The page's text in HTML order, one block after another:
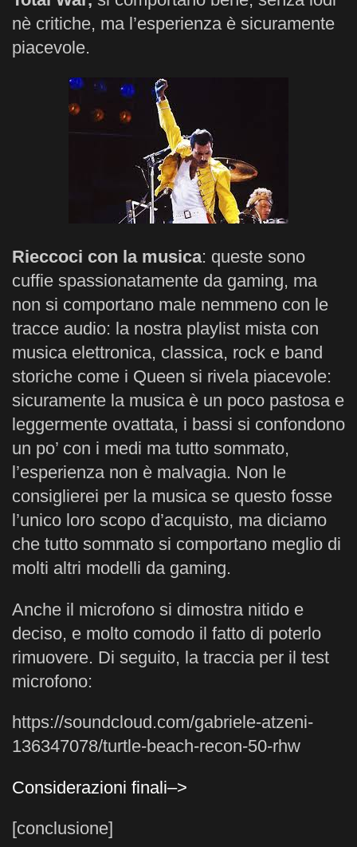
nè critiche, ma l’esperienza è sicuramente
piacevole.
Rieccoci con la musica: queste sono
cuffie spassionatamente da gaming, ma
non si comportano male nemmeno con le
tracce audio: la nostra playlist mista con
musica elettronica, classica, rock e band
storiche come i Queen si rivela piacevole:
sicuramente la musica è un poco pastosa e
leggermente ovattata, i bassi si confondono
un po’ con i medi ma tutto sommato,
l’esperienza non è malvagia. Non le
consiglierei per la musica se questo fosse
l’unico loro scopo d’acquisto, ma diciamo
che tutto sommato si comportano meglio di
molti altri modelli da gaming.
Anche il microfono si dimostra nitido e
deciso, e molto comodo il fatto di poterlo
rimuovere. Di seguito, la traccia per il test
microfono:
https://soundcloud.com/gabriele-atzeni-
136347078/turtle-beach-recon-50-rhw
Considerazioni finali–>
[conclusione]